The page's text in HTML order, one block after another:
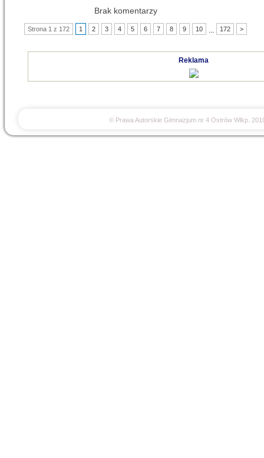
Brak komentarzy
Strona 1 z 172 1 2 3 4 5 6 7 8 9 10 172 >
Reklama
© Prawa Autorskie Gimnazjum nr 4 Ostrów Wlkp.